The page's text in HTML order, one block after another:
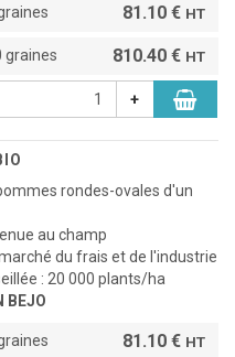
81.10 € HT
graines 810.40 € HT
+
rondes-ovales d'un
au champ
du frais et de l'industrie
: 20 000 plants/ha
BEJO
81.10 € HT